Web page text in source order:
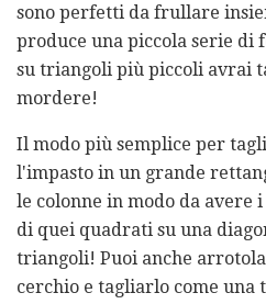
sono perfetti da frullare
produce una piccola serie di
su triangoli più piccoli avrai
mordere!
Il modo più semplice per
l'impasto in un grande
le colonne in modo da avere
di quei quadrati su una
triangoli! Puoi anche
cerchio e tagliarlo come una